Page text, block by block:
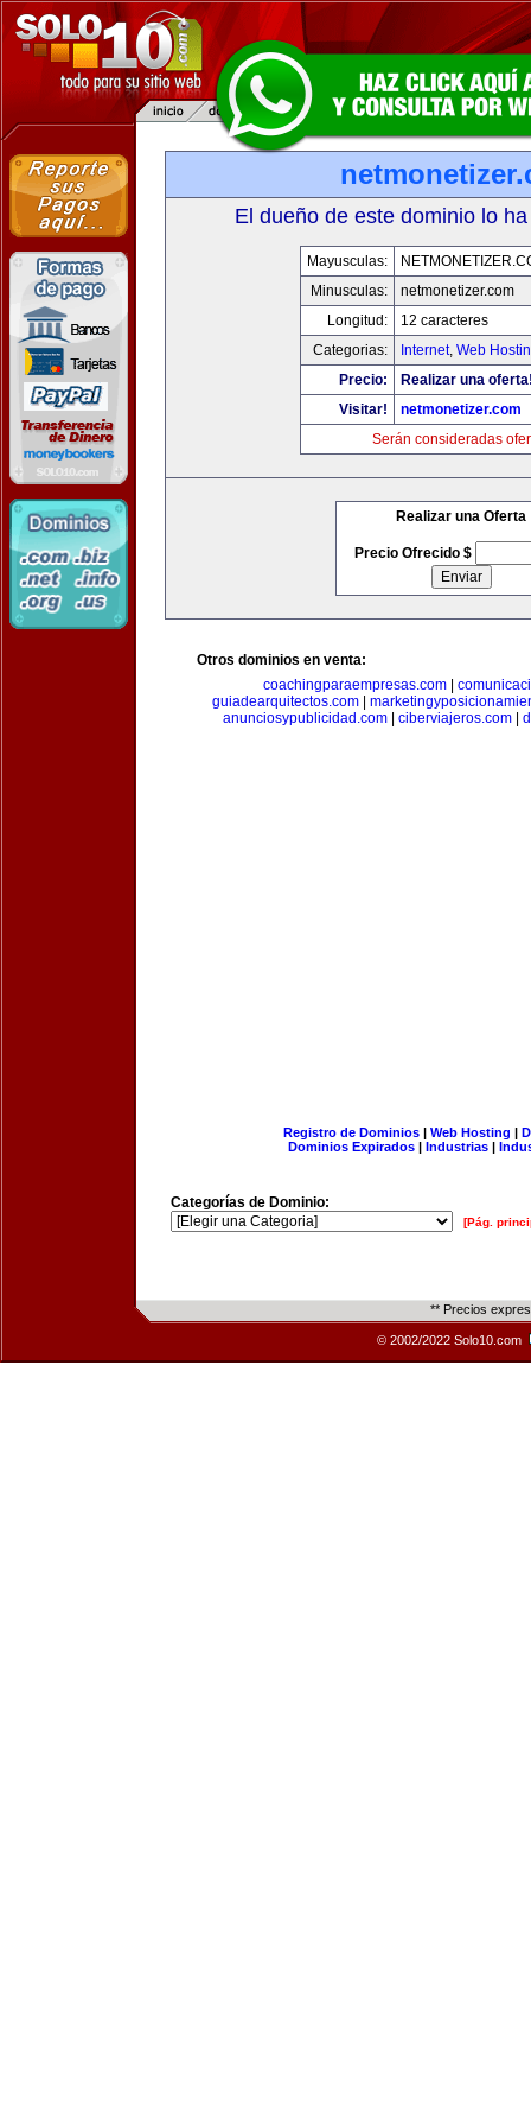
El dueño de este dominio lo
Mayusculas:
Minusculas:
netmonetizer.com
Longitud:
12 caracteres
Categorias:
Internet, Web
Precio:
Realizar una
Visitar!
netmonetizer.com
Serán consideradas
Realizar una Oferta
Precio Ofrecido $
Otros dominios en venta:
coachingparaempresas.com|
guiadearquitectos.com
anunciosypublicidad.com| ciberviajeros.com|
Registro de Dominios| Web Hosting |
Dominios Expirados | Industrias |
Categorías de Dominio:
[Pág.
** Precios
© 2002/2022 Solo10.com